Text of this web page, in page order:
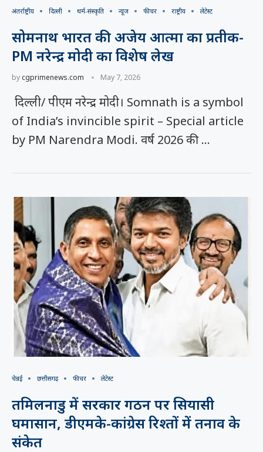
अंतर्राष्ट्रीय दिल्ली धर्म-संस्कृति न्यूज फीचर राष्ट्रीय लेटेस्ट
सोमनाथ भारत की अजेय आत्मा का प्रतीक-
PM नरेन्द्र मोदी का विशेष लेख
bycgprimenews.com May 7, 2026
दिल्ली/ पीएम नरेन्द्र मोदी। Somnath is a symbol
of India’s invincible spirit – Special article
by PM Narendra Modi. वर्ष 2026 की …
चेन्नई छत्तीसगढ़ फीचर लेटेस्ट
तमिलनाडु में सरकार गठन पर सियासी
घमासान, डीएमके-कांग्रेस रिश्तों में तनाव के
संकेत